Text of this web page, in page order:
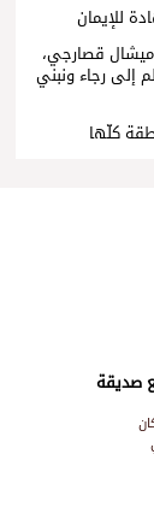
للإيمان
ميشال قصارجي،
إلى رجاء ونبني
كلّها
صديقة